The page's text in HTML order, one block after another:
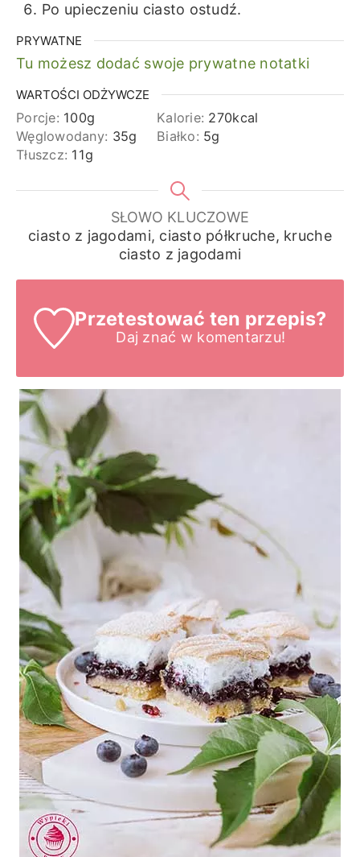
Po upieczeniu ciasto ostudź.
PRYWATNE
Tu możesz dodać swoje prywatne notatki
WARTOŚCI ODŻYWCZE
Porcje: 100g Kalorie: 270kcal
Węglowodany: 35g Białko: 5g
Tłuszcz: 11g
SŁOWO KLUCZOWE
ciasto z jagodami, ciasto półkruche, kruche
ciasto z jagodami
Przetestować ten przepis?
Daj znać w komentarzu!